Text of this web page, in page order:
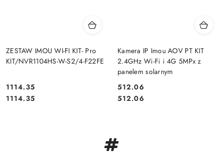
ZESTAW IMOU WI-FI KIT- Pro
KIT/NVR1104HS-W-S2/4-F22FE
Cena:
1114.35
Cena:
1114.35
Kamera IP Imou AOV PT KIT
2.4GHz Wi-Fi i 4G 5MPx z
panelem solarnym
Cena:
512.06
Cena:
512.06